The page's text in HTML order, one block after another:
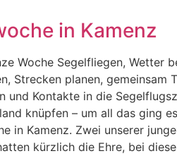
in Kamenz
Woche Segelfliegen, Wetter
Strecken planen, gemeinsam
und Kontakte in die
knüpfen – um all das ging
in Kamenz. Zwei unserer
kürzlich die Ehre, bei